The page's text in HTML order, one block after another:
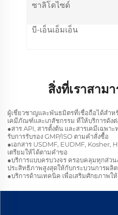
ซาลิโดไซด์
บี-เอ็นเอ็มเอ็น
สิ่งที่เราสาม
ผู้เชี่ยวชาญและพันธมิตรที่เชื่อถือได้สำ
เคมีภัณฑ์และเภสัชกรรม ที่ให้บริการดัง
●สาร API, สารตั้งต้น และสารเคมีเฉพ
รับการรับรอง GMP/ISO ตามคำสั่งซื้อ
●เอกสาร USDMF, EUDMF, Kosher,
เตรียมให้ได้ตามคำขอ
●บริการแบบครบวงจร ครอบคลุมทุกส่ว
ประสิทธิภาพสูงสุดให้กับกระบวนการผลิ
●บริการด้านเทคนิค เพื่อเสริมศักยภาพ